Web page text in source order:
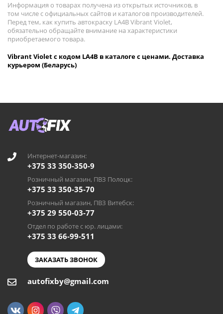
Информация о товарах получена из открытых источников, в
том числе с официальных сайтов и каталогов производителей.
Перед тем, как купить автокраску LA4B Vibrant Violet,
обязательно обращайте внимание на характеристики
приобретаемого товара.
Vibrant Violet с кодом LA4B в каталоге с ценами. Доставка
курьером (Беларусь)
Интернет-магазин:
+375 33 350-350-9
Розничный магазин, ПВЗ Полоцк:
+375 33 350-35-70
Розничный магазин, ПВЗ Витебск:
+375 29 550-03-77
Отдел по работе с юр. лицами:
+375 33 66-99-511
ЗАКАЗАТЬ ЗВОНОК
autofixby@gmail.com